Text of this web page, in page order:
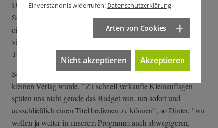
USA", sagt Dinter, "denn bei uns gibt's nicht so viele
Schusswaffen. Man muss in einen Baumarkt gehen und sich
eine Sense holen oder eine Axt." "Die Toten" schlugen ein,
vier Bände sind bereits erschienen, die Verkäufe gehen in die
Tausende.
So groß war der Erfolg, dass er im Grunde zu groß für den
kleinen Verlag wurde. "Zu schnell verkaufte Kleinauflagen
spülen uns nicht gerade das Budget rein, um sofort und
ausschließlich einen Titel bedienen zu können", so Dinter, "wir
wollen ja weiter in unserem Programm auch abwegigeren,
Einverständnis widerrufen: Datenschutzerklärung
Arten von Cookies
Nicht akzeptieren Akzeptieren